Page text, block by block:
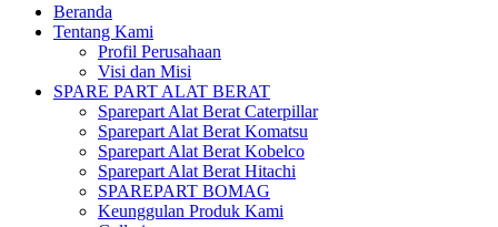
Beranda
Tentang Kami
Profil Perusahaan
Visi dan Misi
SPARE PART ALAT BERAT
Sparepart Alat Berat Caterpillar
Sparepart Alat Berat Komatsu
Sparepart Alat Berat Kobelco
Sparepart Alat Berat Hitachi
SPAREPART BOMAG
Keunggulan Produk Kami